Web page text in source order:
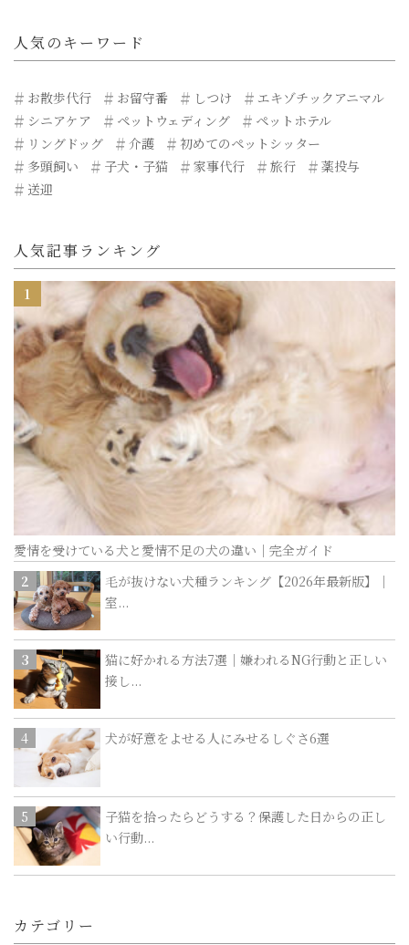
人気のキーワード
お散歩代行 お留守番 しつけ
エキゾチックアニマル
シニアケア
ペットウェディング
ペットホテル
リングドッグ
介護
初めてのペットシッター
多頭飼い
子犬・子猫 家事代行 旅行
薬投与
送迎
人気記事ランキング
愛情を受けている犬と愛情不足の犬の違い｜完全ガイド
毛が抜けない犬種ランキング【2026年最新版】｜
室...
猫に好かれる方法7選｜嫌われるNG行動と正しい
接し...
犬が好意をよせる人にみせるしぐさ6選
子猫を拾ったらどうする？保護した日からの正し
い行動...
カテゴリー